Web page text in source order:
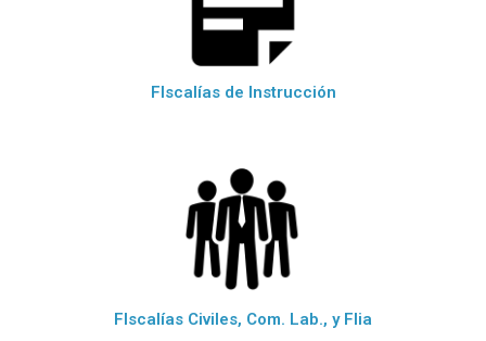
FIscalías de Instrucción
FIscalías Civiles, Com. Lab., y Flia